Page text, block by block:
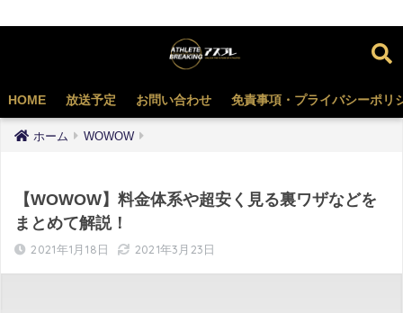
HOME 放送予定 お問い合わせ 免責事項・プライバシーポリ
ホーム WOWOW
【WOWOW】料金体系や超安く見る裏ワザなどを
まとめて解説！
2021年1月18日 2021年3月23日